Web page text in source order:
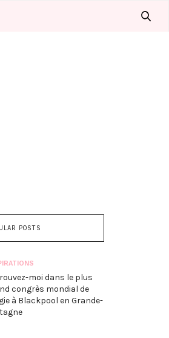
POSTS
moi dans le plus
congrès mondial de
à Blackpool en Grande-